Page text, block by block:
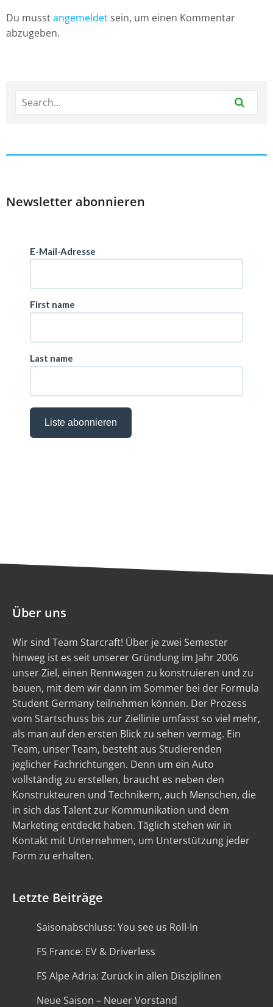
Du musstangemeldet sein, um einen Kommentar
abzugeben.
Newsletter abonnieren
Über uns
Wir sind Team Starcraft! Über je zwei Semester
hinweg ist es seit unserer Gründung im Jahr 2006
unser Ziel, einen Rennwagen zu konstruieren und zu
bauen, mit dem wir dann im Sommer bei der Formula
Student Germany teilnehmen können. Der Prozess
vom Startschuss bis zur Ziellinie umfasst so viel mehr,
als man auf den ersten Blick zu sehen vermag. Ein
Team, unser Team, besteht aus Studierenden
jeglicher Fachrichtungen. Denn um ein Auto
vollständig zu erstellen, braucht es neben den
Konstrukteuren und Technikern, auch Menschen, die
in sich das Talent zur Kommunikation und dem
Marketing entdeckt haben. Täglich stehen wir in
Kontakt mit Unternehmen, um Unterstützung jeder
Form zu erhalten.
Letzte Beiträge
Saisonabschluss: You see us Roll-In
FS France: EV & Driverless
FS Alpe Adria: Zurück in allen Disziplinen
Neue Saison – Neuer Vorstand